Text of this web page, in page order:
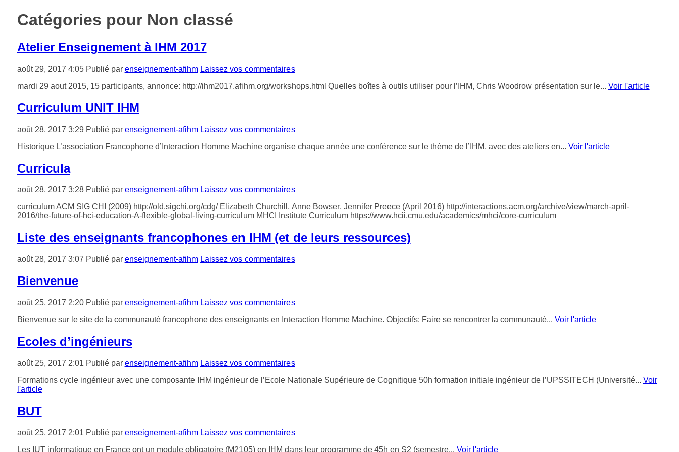
Catégories pour Non classé
Atelier Enseignement à IHM 2017
août 29, 2017 4:05 Publié par enseignement-afihm Laissez vos commentaires
mardi 29 aout 2015, 15 participants, annonce: http://ihm2017.afihm.org/workshops.html Quelles boîtes à outils utiliser pour l’IHM, Chris Woodrow présentation sur le... Voir l'article
Curriculum UNIT IHM
août 28, 2017 3:29 Publié par enseignement-afihm Laissez vos commentaires
Historique L’association Francophone d’Interaction Homme Machine organise chaque année une conférence sur le thème de l’IHM, avec des ateliers en... Voir l'article
Curricula
août 28, 2017 3:28 Publié par enseignement-afihm Laissez vos commentaires
curriculum ACM SIG CHI (2009) http://old.sigchi.org/cdg/ Elizabeth Churchill, Anne Bowser, Jennifer Preece (April 2016) http://interactions.acm.org/archive/view/march-april-
2016/the-future-of-hci-education-A-flexible-global-living-curriculum MHCI Institute Curriculum https://www.hcii.cmu.edu/academics/mhci/core-curriculum
Liste des enseignants francophones en IHM (et de leurs ressources)
août 28, 2017 3:07 Publié par enseignement-afihm Laissez vos commentaires
Bienvenue
août 25, 2017 2:20 Publié par enseignement-afihm Laissez vos commentaires
Bienvenue sur le site de la communauté francophone des enseignants en Interaction Homme Machine. Objectifs: Faire se rencontrer la communauté... Voir l'article
Ecoles d’ingénieurs
août 25, 2017 2:01 Publié par enseignement-afihm Laissez vos commentaires
Formations cycle ingénieur avec une composante IHM ingénieur de l’Ecole Nationale Supérieure de Cognitique 50h formation initiale ingénieur de l’UPSSITECH (Université... Voir
l'article
BUT
août 25, 2017 2:01 Publié par enseignement-afihm Laissez vos commentaires
Les IUT informatique en France ont un module obligatoire (M2105) en IHM dans leur programme de 45h en S2 (semestre... Voir l'article